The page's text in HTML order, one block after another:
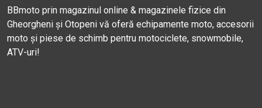
BBmoto prin magazinul online & magazinele fizice din
Gheorgheni și Otopeni vă oferă echipamente moto, accesorii
moto și piese de schimb pentru motociclete, snowmobile,
ATV-uri!